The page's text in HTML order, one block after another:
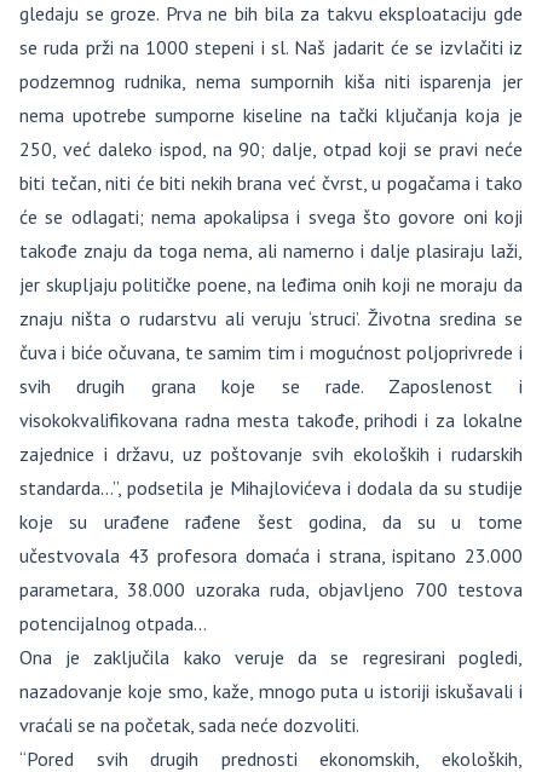
gledaju se groze. Prva ne bih bila za takvu eksploataciju gde
se ruda prži na 1000 stepeni i sl. Naš jadarit će se izvlačiti iz
podzemnog rudnika, nema sumpornih kiša niti isparenja jer
nema upotrebe sumporne kiseline na tački ključanja koja je
250, već daleko ispod, na 90; dalje, otpad koji se pravi neće
biti tečan, niti će biti nekih brana već čvrst, u pogačama i tako
će se odlagati; nema apokalipsa i svega što govore oni koji
takođe znaju da toga nema, ali namerno i dalje plasiraju laži,
jer skupljaju političke poene, na leđima onih koji ne moraju da
znaju ništa o rudarstvu ali veruju ‘struci’. Životna sredina se
čuva i biće očuvana, te samim tim i mogućnost poljoprivrede i
svih drugih grana koje se rade. Zaposlenost i
visokokvalifikovana radna mesta takođe, prihodi i za lokalne
zajednice i državu, uz poštovanje svih ekoloških i rudarskih
standarda…”, podsetila je Mihajlovićeva i dodala da su studije
koje su urađene rađene šest godina, da su u tome
učestvovala 43 profesora domaća i strana, ispitano 23.000
parametara, 38.000 uzoraka ruda, objavljeno 700 testova
potencijalnog otpada…
Ona je zaključila kako veruje da se regresirani pogledi,
nazadovanje koje smo, kaže, mnogo puta u istoriji iskušavali i
vraćali se na početak, sada neće dozvoliti.
“Pored svih drugih prednosti ekonomskih, ekoloških,